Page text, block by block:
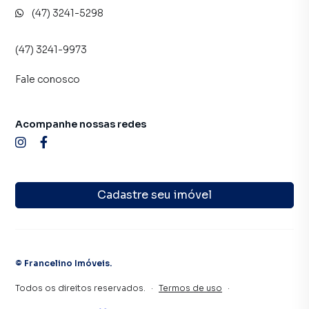
(47) 3241-5298
(47) 3241-9973
Fale conosco
Cadastre seu imóvel
Acompanhe nossas redes
© Francelino Imóveis.
Todos os direitos reservados. · Termos de uso ·